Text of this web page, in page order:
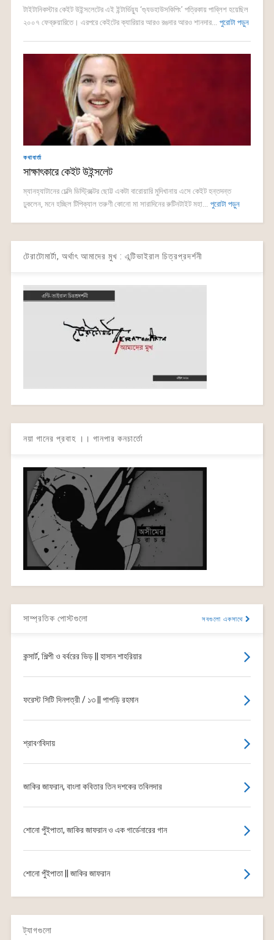
টাইটানিকস্টার কেইট উইন্সলেটের এই ইন্টার্ভিয়্যু ‘গ্যুডহাউসকিপিং’ পত্রিকায় পাব্লিশ হয়েছিল
২০০৭ ফেব্রুয়ারিতে। এরপরে কেইটের ক্যারিয়ার আরও রঙদার আরও শানদার... পুরোটা পড়ুন
কথাবার্তা
সাক্ষাৎকারে কেইট উইন্সলেট
ম্যানহ্যাটানের চেল্সি ডিস্ট্রিক্টের ছোট্ট একটা বারোয়ারি মুদিখানায় এসে কেইট হন্তদন্ত
ঢুকলেন, মনে হচ্ছিল টিপিক্যাল তরুণী কোনো মা সারাদিনের রুটিনটাইট মহা... পুরোটা পড়ুন
টেরাটোমার্টা, অর্থাৎ আমাদের মুখ : এন্টিভাইরাল চিত্রপ্রদর্শনী
নয়া গানের প্রবাহ ।। গানপার কনচার্তো
সাম্প্রতিক পোস্টগুলো সবগুলো একসাথে
কন্সার্ট, শিল্পী ও বর্বরের ভিড় || হাসান শাহরিয়ার
ফরেস্ট সিটি দিনপত্রী / ১৩ || পাপড়ি রহমান
শ্রাবণবিদায়
জাকির জাফরান, বাংলা কবিতার তিন দশকের তবিলদার
শোনো পুঁইপাতা, জাকির জাফরান ও এক গার্ডেনারের গান
শোনো পুঁইপাতা || জাকির জাফরান
ট্যাগগুলো